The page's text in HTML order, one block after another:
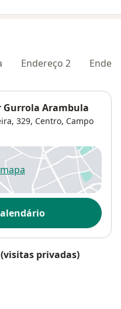
Endereço 2
Gurrola Arambula
329, Centro, Campo
num novo separador
privadas)